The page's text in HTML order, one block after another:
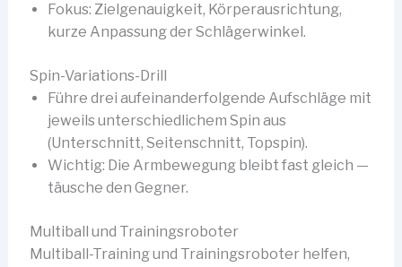
Fokus: Zielgenauigkeit, Körperausrichtung,
kurze Anpassung der Schlägerwinkel.
Spin-Variations-Drill
Führe drei aufeinanderfolgende Aufschläge mit
jeweils unterschiedlichem Spin aus
(Unterschnitt, Seitenschnitt, Topspin).
Wichtig: Die Armbewegung bleibt fast gleich —
täusche den Gegner.
Multiball und Trainingsroboter
Multiball-Training und Trainingsroboter helfen,